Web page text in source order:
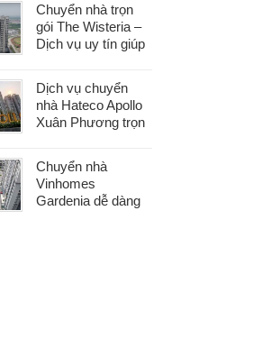
Chuyển nhà trọn
gói The Wisteria –
Dịch vụ uy tín giúp
phát sinh
Dịch vụ chuyển
nhà Hateco Apollo
Xuân Phương trọn
Chuyển nhà
Vinhomes
Gardenia dễ dàng